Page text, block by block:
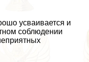
усваивается и
соблюдении